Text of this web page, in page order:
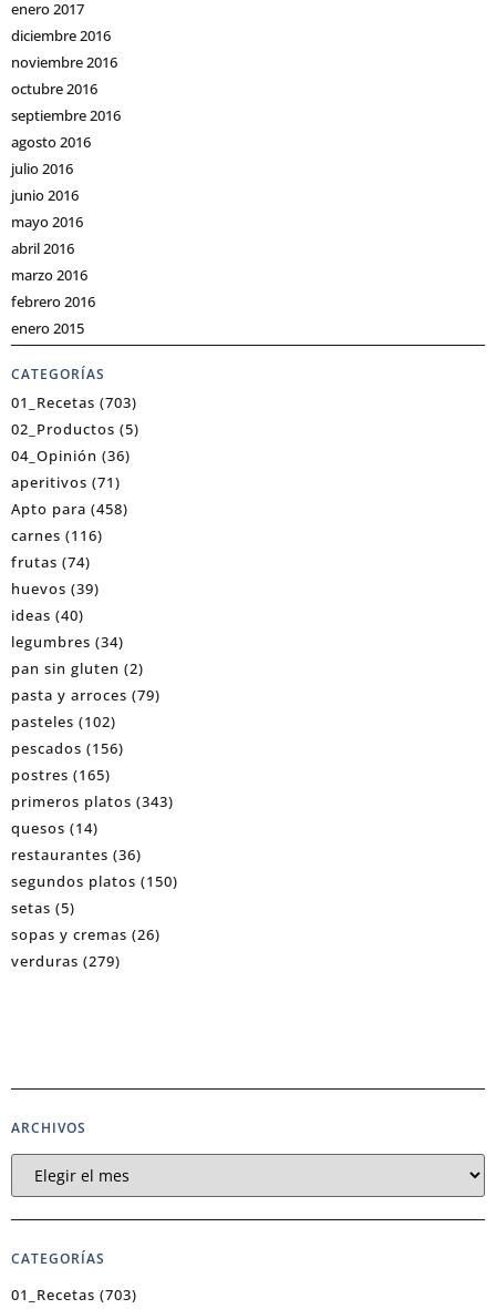
enero 2017
diciembre 2016
noviembre 2016
octubre 2016
septiembre 2016
agosto 2016
julio 2016
junio 2016
mayo 2016
abril 2016
marzo 2016
febrero 2016
enero 2015
CATEGORÍAS
01_Recetas (703)
02_Productos (5)
04_Opinión (36)
aperitivos (71)
Apto para (458)
carnes (116)
frutas (74)
huevos (39)
ideas (40)
legumbres (34)
pan sin gluten (2)
pasta y arroces (79)
pasteles (102)
pescados (156)
postres (165)
primeros platos (343)
quesos (14)
restaurantes (36)
segundos platos (150)
setas (5)
sopas y cremas (26)
verduras (279)
ARCHIVOS
CATEGORÍAS
01_Recetas (703)